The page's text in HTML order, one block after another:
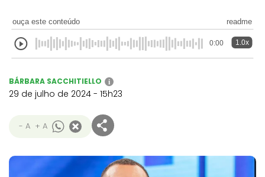
ouça este conteúdo readme
0:00 1.0x
BÁRBARA SACCHITIELLO i
29 de julho de 2024 - 15h23
- A + A